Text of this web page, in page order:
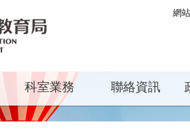
網
科室業務 聯絡資訊